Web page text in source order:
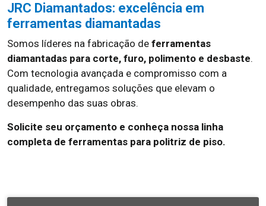
JRC Diamantados: excelência em
ferramentas diamantadas
Somos líderes na fabricação de ferramentas
diamantadas para corte, furo, polimento e desbaste.
Com tecnologia avançada e compromisso com a
qualidade, entregamos soluções que elevam o
desempenho das suas obras.
Solicite seu orçamento e conheça nossa linha
completa de ferramentas para politriz de piso.